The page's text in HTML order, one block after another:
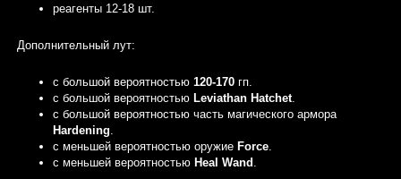
реагенты 12-18 шт.
Дополнительный лут:
с большой вероятностью 120-170гп.
с большой вероятностью Leviathan Hatchet.
c большой вероятностью часть магического армора
Hardening
с меньшей вероятностью оружие Force.
с меньшей вероятностью Heal Wand